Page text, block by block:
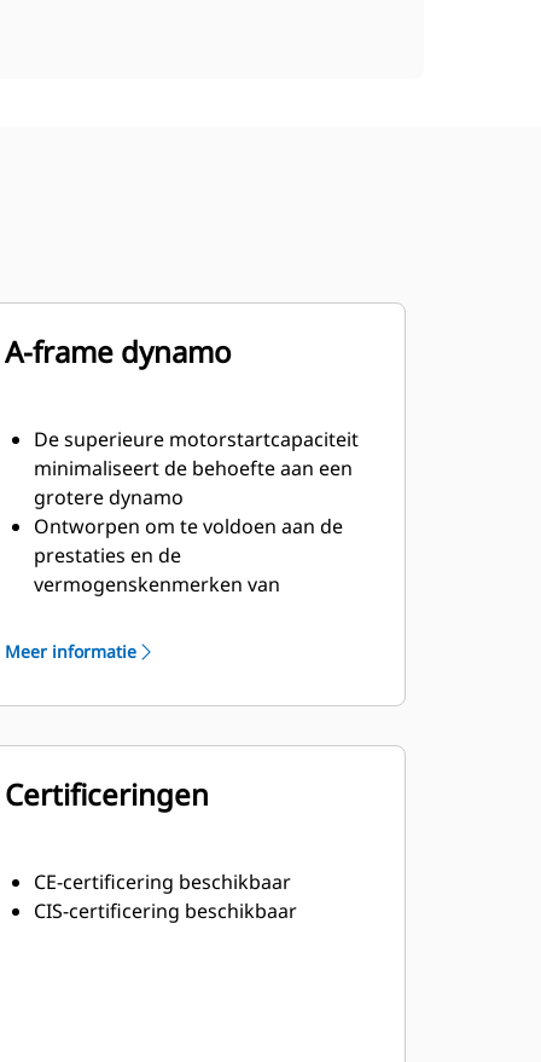
A-frame dynamo
De superieure motorstartcapaciteit
minimaliseert de behoefte aan een
grotere dynamo
Ontworpen om te voldoen aan de
prestaties en de
vermogenskenmerken van
Robuuste isolatieklasse H
Meer informatie
Certificeringen
CE-certificering beschikbaar
CIS-certificering beschikbaar